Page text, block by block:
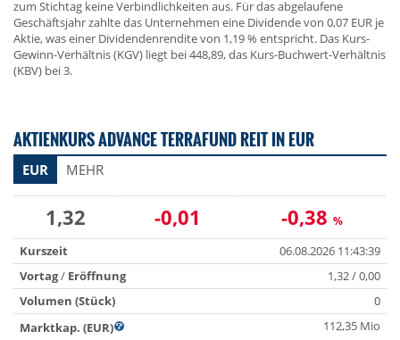
zum Stichtag keine Verbindlichkeiten aus. Für das abgelaufene
Geschäftsjahr zahlte das Unternehmen eine Dividende von 0,07 EUR je
Aktie, was einer Dividendenrendite von 1,19 % entspricht. Das Kurs-
Gewinn-Verhältnis (KGV) liegt bei 448,89, das Kurs-Buchwert-Verhältnis
(KBV) bei 3.
AKTIENKURS ADVANCE TERRAFUND REIT IN EUR
EUR MEHR
1,32 -0,01 -0,38 %
Kurszeit
06.08.2026 11:43:39
Vortag/ Eröffnung
1,32 / 0,00
Volumen (Stück)
0
Marktkap. (EUR)
112,35 Mio